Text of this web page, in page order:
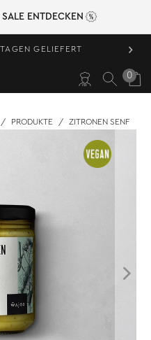
ENTDECKEN
GELIEFERT ›
0
/ PRODUKTE / ZITRONEN SENF